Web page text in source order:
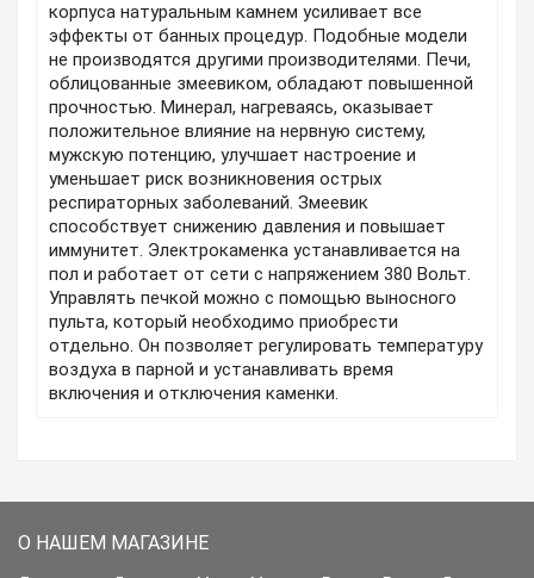
корпуса натуральным камнем усиливает все
эффекты от банных процедур. Подобные модели
не производятся другими производителями. Печи,
облицованные змеевиком, обладают повышенной
прочностью. Минерал, нагреваясь, оказывает
положительное влияние на нервную систему,
мужскую потенцию, улучшает настроение и
уменьшает риск возникновения острых
респираторных заболеваний. Змеевик
способствует снижению давления и повышает
иммунитет. Электрокаменка устанавливается на
пол и работает от сети с напряжением 380 Вольт.
Управлять печкой можно с помощью выносного
пульта, который необходимо приобрести
отдельно. Он позволяет регулировать температуру
воздуха в парной и устанавливать время
включения и отключения каменки.
О НАШЕМ МАГАЗИНЕ